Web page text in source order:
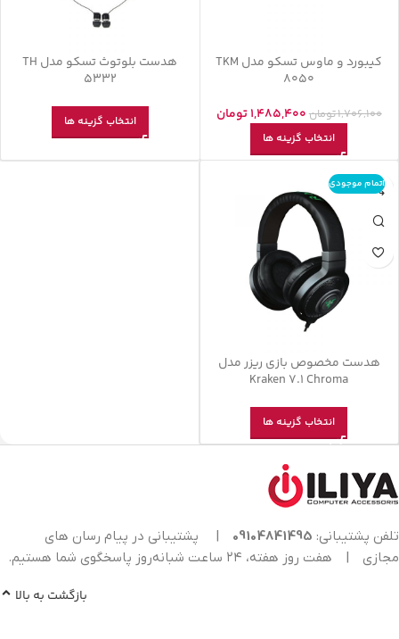
کیبورد و ماوس تسکو مدل TKM
8050
1,706,100تومان 1,485,400تومان
انتخاب گزینه ها
هدست بلوتوث تسکو مدل TH
5332
انتخاب گزینه ها
اتمام موجودی
هدست مخصوص بازی ریزر مدل
Kraken 7.1 Chroma
انتخاب گزینه ها
تلفن پشتیبانی: 09104841495
|
پشتیبانی در پیام رسان های
مجازی
| هفت روز هفته، ۲۴ ساعت شبانه‌روز پاسخگوی شما هستیم.
بازگشت به بالا